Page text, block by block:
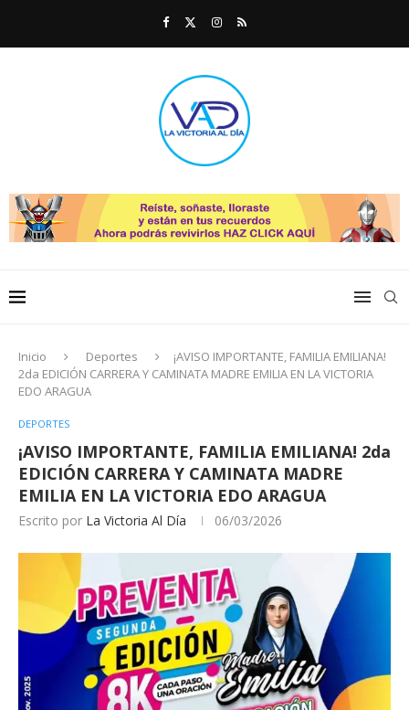
Inicio Deportes
¡AVISO IMPORTANTE, FAMILIA EMILIANA!
2da EDICIÓN CARRERA Y CAMINATA MADRE EMILIA EN LA VICTORIA
EDO ARAGUA
DEPORTES
¡AVISO IMPORTANTE, FAMILIA EMILIANA! 2da
EDICIÓN CARRERA Y CAMINATA MADRE
EMILIA EN LA VICTORIA EDO ARAGUA
Escrito por La Victoria Al Día 06/03/2026